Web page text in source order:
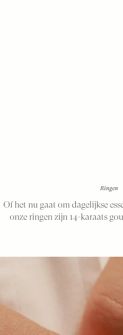
Ringen
Of het nu gaat om dagelijkse
onze ringen zijn 14-karaats